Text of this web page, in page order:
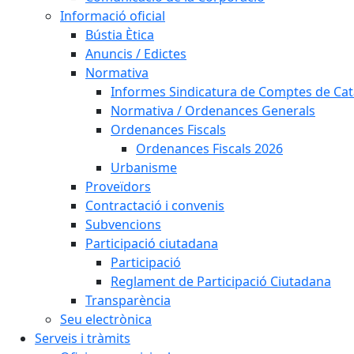
Informació oficial
Bústia Ètica
Anuncis / Edictes
Normativa
Informes Sindicatura de Comptes de
Normativa / Ordenances Generals
Ordenances Fiscals
Ordenances Fiscals 2026
Urbanisme
Proveïdors
Contractació i convenis
Subvencions
Participació ciutadana
Participació
Reglament de Participació Ciutadana
Transparència
Seu electrònica
Serveis i tràmits